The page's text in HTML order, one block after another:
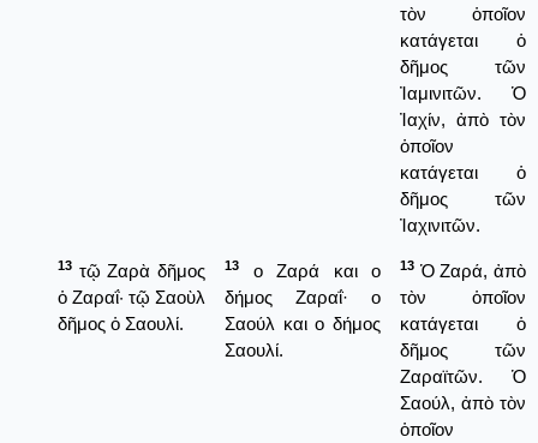
τὸν ὁποῖον
κατάγεται ὁ
δῆμος τῶν
Ἰαμινιτῶν. Ὁ
Ἰαχίν, ἀπὸ τὸν
ὁποῖον
κατάγεται ὁ
δῆμος τῶν
Ἰαχινιτῶν.
13 τῷ Ζαρὰ δῆμος
ὁ Ζαραΐ· τῷ Σαοὺλ
δῆμος ὁ Σαουλί.
13
ο Ζαρά και ο
δήμος Ζαραΐ· ο
Σαούλ και ο δήμος
Σαουλί.
13 Ὁ Ζαρά, ἀπὸ
τὸν ὁποῖον
κατάγεται ὁ
δῆμος τῶν
Ζαραϊτῶν. Ὁ
Σαούλ, ἀπὸ τὸν
ὁποῖον